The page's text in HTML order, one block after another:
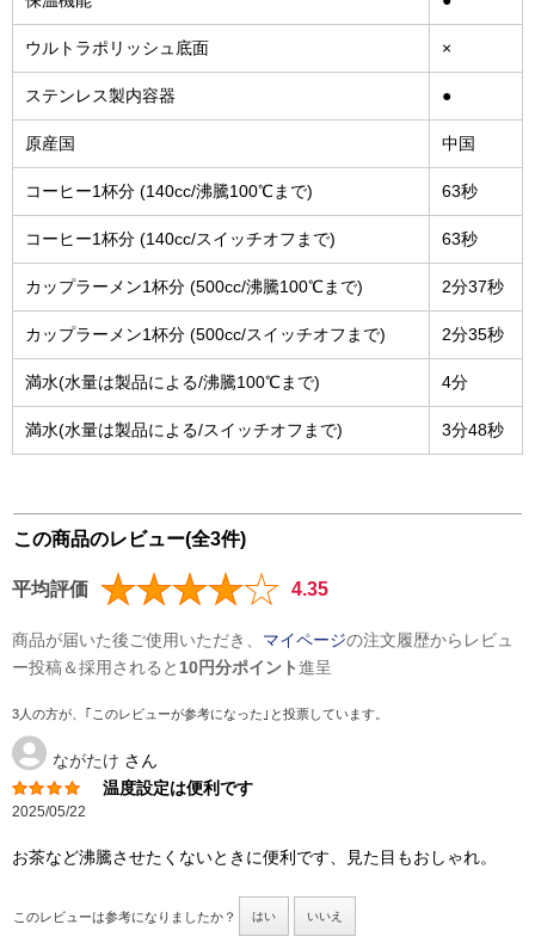
ウルトラポリッシュ底面 ×
ステンレス製内容器 ●
原産国 中国
コーヒー1杯分 (140cc/沸騰100℃まで) 63秒
コーヒー1杯分 (140cc/スイッチオフまで) 63秒
カップラーメン1杯分 (500cc/沸騰100℃まで) 2分37秒
カップラーメン1杯分 (500cc/スイッチオフまで) 2分35秒
満水(水量は製品による/沸騰100℃まで) 4分
満水(水量は製品による/スイッチオフまで) 3分48秒
この商品のレビュー(全3件)
平均評価 4.35
商品が届いた後ご使用いただき、 マイページの注文履歴からレビュ
ー投稿＆採用されると 10円分ポイント進呈
3人の方が、｢このレビューが参考になった｣と投票しています。
ながたけ さん
温度設定は便利です
2025/05/22
お茶など沸騰させたくないときに便利です、見た目もおしゃれ。
このレビューは参考になりましたか？ はい いいえ